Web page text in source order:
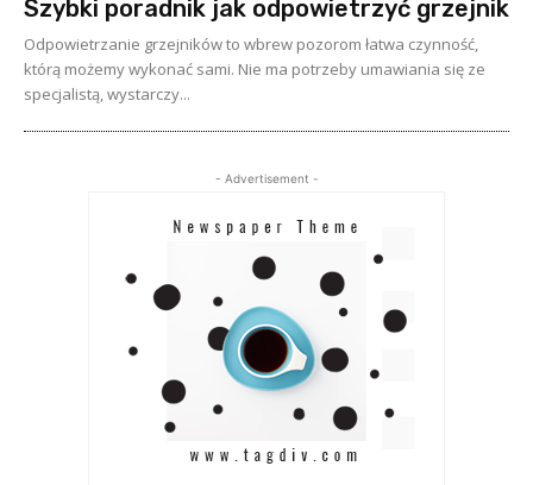
Szybki poradnik jak odpowietrzyć grzejnik
Odpowietrzanie grzejników to wbrew pozorom łatwa czynność,
którą możemy wykonać sami. Nie ma potrzeby umawiania się ze
specjalistą, wystarczy...
- Advertisement -